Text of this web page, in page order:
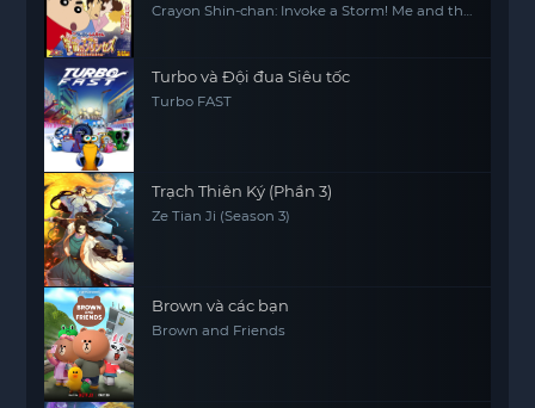
Crayon Shin-chan: Invoke a Storm! Me and the
Turbo và Đội đua Siêu tốc
Turbo FAST
Trạch Thiên Ký (Phần 3)
Ze Tian Ji (Season 3)
Brown và các bạn
Brown and Friends